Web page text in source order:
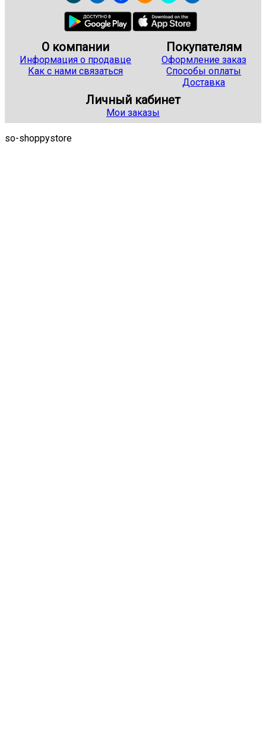
О компании
Информация о продавце
Как с нами связаться
Покупателям
Оформление заказ
Способы оплаты
Доставка
Личный кабинет
Мои заказы
so-shoppystore